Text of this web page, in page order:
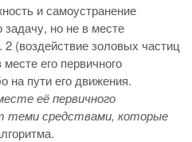
и самоустранение
но не в месте
(воздействие золовых частиц
его первичного
на пути его движения.
её первичного
теми средствами, которые